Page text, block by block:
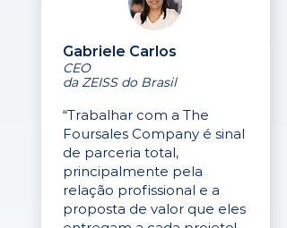
Gabriele Carlos
CEO
da ZEISS do Brasil
“Trabalhar com a The
Foursales Company é sinal
de parceria total,
principalmente pela
relação profissional e a
proposta de valor que eles